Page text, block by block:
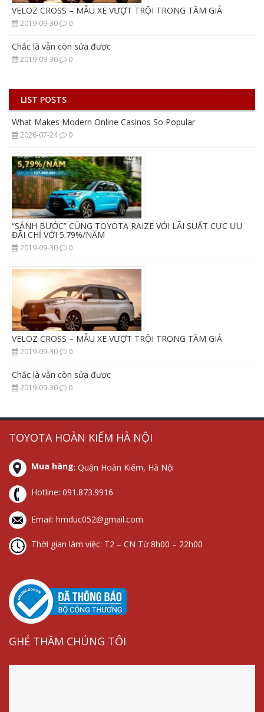
VELOZ CROSS – MẪU XE VƯỢT TRỘI TRONG TẦM GIÁ
2019-09-30 0
Chắc là vẫn còn sửa được
2019-09-30 0
LIST POSTS
What Makes Modern Online Casinos So Popular
2026-07-24 0
“SÁNH BƯỚC” CÙNG TOYOTA RAIZE VỚI LÃI SUẤT CỰC ƯU
ĐÃI CHỈ VỚI 5.79%/NĂM
2019-09-30 0
VELOZ CROSS – MẪU XE VƯỢT TRỘI TRONG TẦM GIÁ
2019-09-30 0
Chắc là vẫn còn sửa được
2019-09-30 0
TOYOTA HOÀN KIẾM HÀ NỘI
Mua hàng: Quận Hoàn Kiếm, Hà Nội
Hotline: 091.873.9916
Email: hmduc052@gmail.com
Thời gian làm việc: T2 – CN Từ 8h00 – 22h00
GHÉ THĂM CHÚNG TÔI